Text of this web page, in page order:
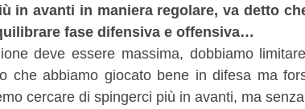
in avanti in maniera regolare, va detto
fase difensiva e offensiva…
deve essere massima, dobbiamo
che abbiamo giocato bene in difesa ma
cercare di spingerci più in avanti, ma